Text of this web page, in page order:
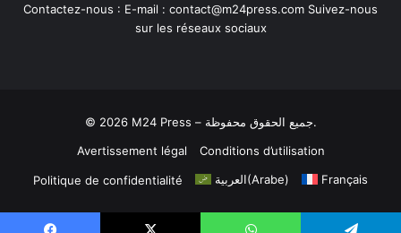
Contactez-nous : E-mail : contact@m24press.com Suivez-nous
sur les réseaux sociaux
© 2026 M24 Press – جميع الحقوق محفوظة.
Avertissement légal
Conditions d’utilisation
Politique de confidentialité العربية(Arabe) Français